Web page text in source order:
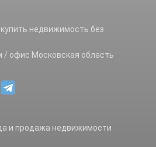
недвижимость без
/ офис Московская область